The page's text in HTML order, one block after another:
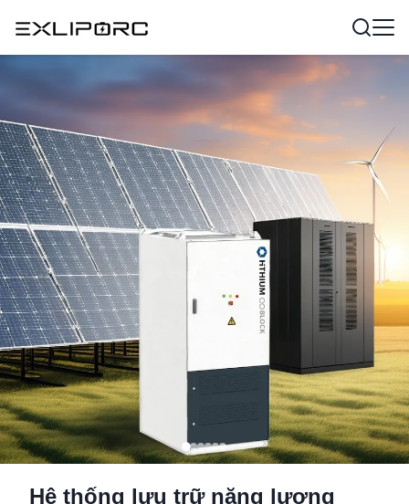
Hệ thống lưu trữ năng lượng